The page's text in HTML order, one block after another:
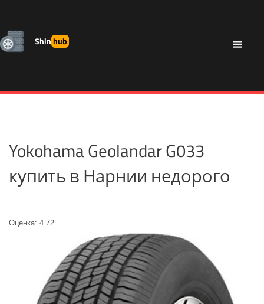
Shinhub
Yokohama Geolandar G033
купить в Нарнии недорого
Оценка: 4.72